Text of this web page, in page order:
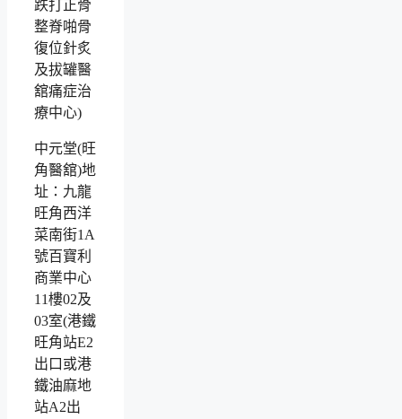
中元堂(旺
角醫舘)地
址：九龍
旺角西洋
菜南街1A
號百寶利
商業中心
11樓02及
03室(港鐵
旺角站E2
出口或港
鐵油麻地
站A2出